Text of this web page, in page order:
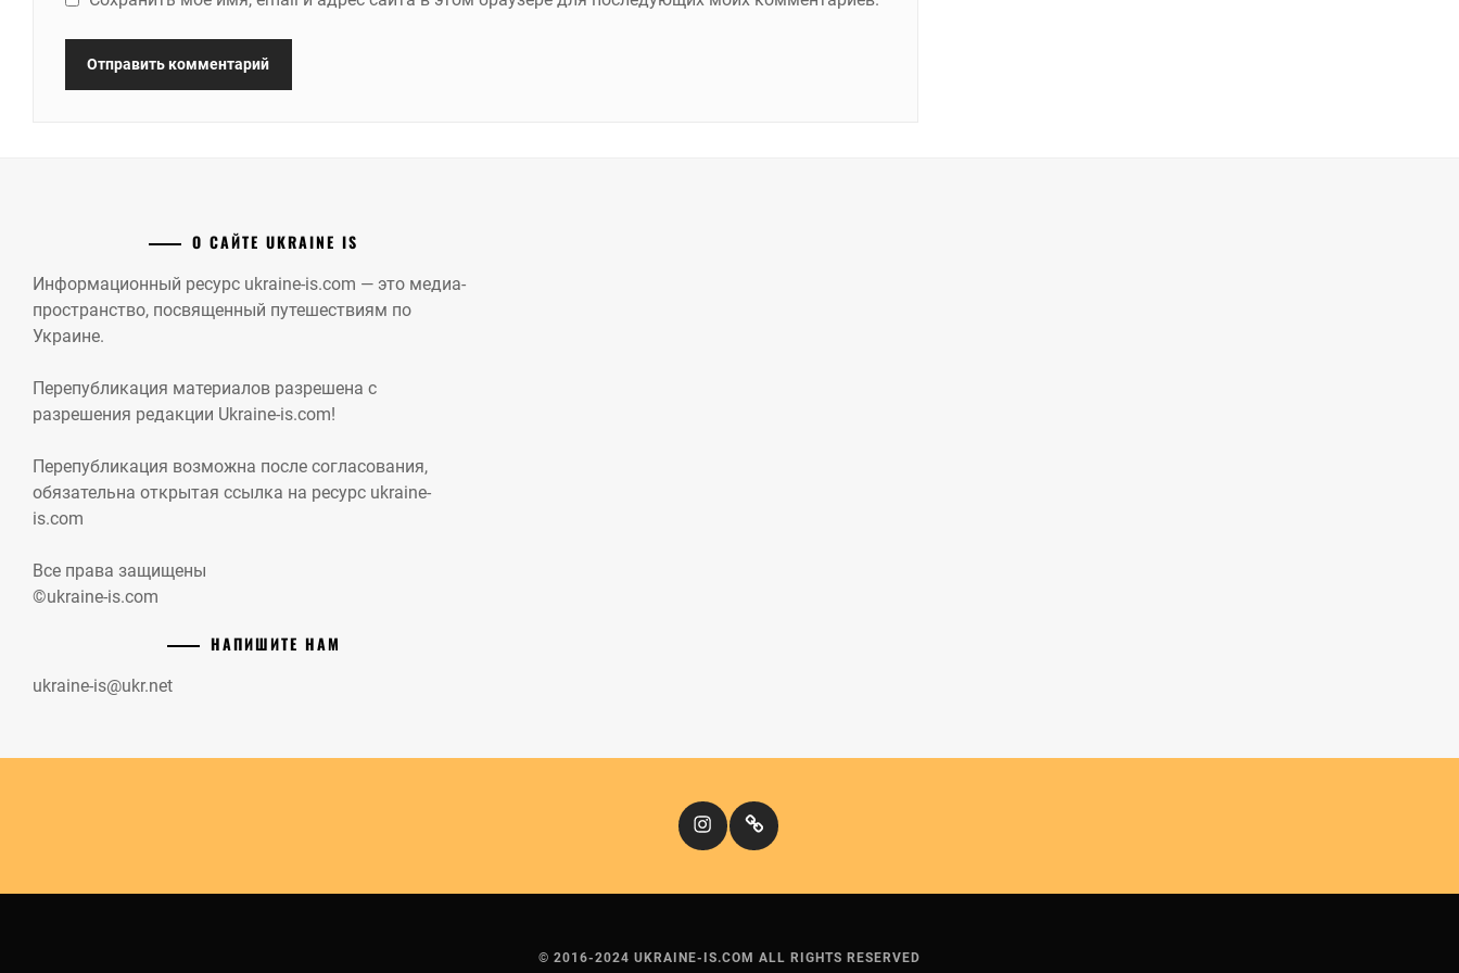
О САЙТЕ UKRAINE IS
Информационный ресурс ukraine-is.com — это медиа-
пространство, посвященный путешествиям по
Украине.
Перепубликация материалов разрешена с
разрешения редакции Ukraine-is.com!
Перепубликация возможна после согласования,
обязательна открытая ссылка на ресурс ukraine-
is.com
Все права защищены
©ukraine-is.com
НАПИШИТЕ НАМ
ukraine-is@ukr.net
InstagramКіномандри
© 2016-2024 UKRAINE-IS.COM ALL RIGHTS RESERVED